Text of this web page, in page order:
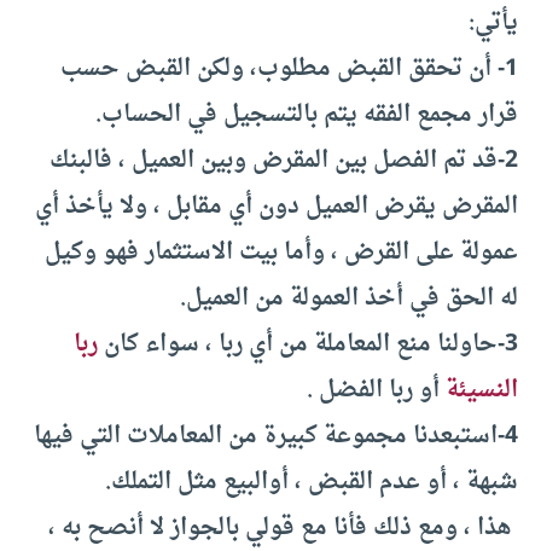
يأتي:
1- أن تحقق القبض مطلوب، ولكن القبض حسب
قرار مجمع الفقه يتم بالتسجيل في الحساب.
2-قد تم الفصل بين المقرض وبين العميل ، فالبنك
المقرض يقرض العميل دون أي مقابل ، ولا يأخذ أي
عمولة على القرض ، وأما بيت الاستثمار فهو وكيل
له الحق في أخذ العمولة من العميل.
3-حاولنا منع المعاملة من أي ربا ، سواء كان
ربا
النسيئةأو ربا الفضل.
4-استبعدنا مجموعة كبيرة من المعاملات التي فيها
شبهة ، أو عدم القبض ، أوالبيع مثل التملك.
هذا ، ومع ذلك فأنا مع قولي بالجواز لا أنصح به ،